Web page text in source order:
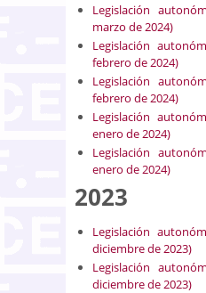
Legislación
marzo de 2024)
Legislación
febrero de 2024)
Legislación
febrero de 2024)
Legislación
enero de 2024)
Legislación
enero de 2024)
2023
Legislación
diciembre de 2023)
Legislación
diciembre de 2023)